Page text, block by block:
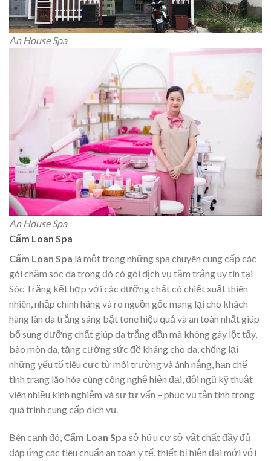
An House Spa
An House Spa
Cẩm Loan Spa
Cẩm Loan Spa là một trong những spa chuyên cung cấp các
gói chăm sóc da trong đó có gói dịch vụ tắm trắng uy tín tại
Sóc Trăng kết hợp với các dưỡng chất có chiết xuất thiên
nhiên, nhập chính hãng và rõ nguồn gốc mang lại cho khách
hàng làn da trắng sáng bật tone hiệu quả và an toàn nhất giúp
bổ sung dưỡng chất giúp da trắng dần mà không gây lột tẩy,
bào mòn da, tăng cường sức đề kháng cho da, chống lại
những yếu tố tiêu cực từ môi trường và ánh nắng, hạn chế
tình trạng lão hóa cùng công nghệ hiện đại, đội ngũ kỹ thuật
viên nhiều kinh nghiệm và sự tư vấn – phục vụ tận tình trong
quá trình cung cấp dịch vụ.
Bên cạnh đó, Cẩm Loan Spa sở hữu cơ sở vật chất đầy đủ
đáp ứng các tiêu chuẩn an toàn y tế, thiết bị hiện đại mới với